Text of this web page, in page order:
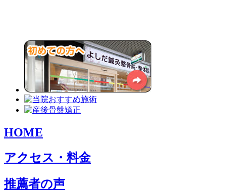
HOME
アクセス・料金
推薦者の声